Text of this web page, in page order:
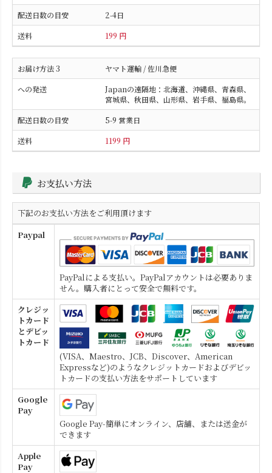
2-4日
199 円
ヤマト運輸 / 佐川急便
Japanの遠隔地：北海道、沖縄県、青森県、
宮城県、秋田県、山形県、岩手県、福島県。
5-9 営業日
1199 円
お支払い方法
下記のお支払い方法をご利用頂けます
Paypal
PayPalによる支払い。PayPalアカウントは必要ありま
せん。購入者にとって安全で無料です。
クレジッ
トカード
とデビッ
トカード
(VISA、Maestro、JCB、Discover、American
Expressなど)のようなクレジットカードおよびデビッ
トカードの支払い方法をサポートしています
Google
Pay
Google Pay-簡単にオンライン、店舗、または送金が
できます
Apple
Pay